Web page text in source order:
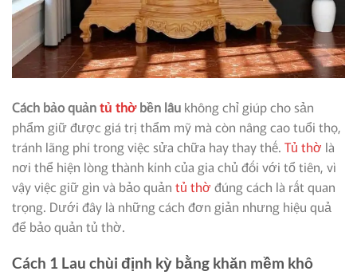
Cách bảo quảntủ thờbền lâu không chỉ giúp cho sản
phẩm giữ được giá trị thẩm mỹ mà còn nâng cao tuổi thọ,
tránh lãng phí trong việc sửa chữa hay thay thế. Tủ thờ là
nơi thể hiện lòng thành kính của gia chủ đối với tổ tiên, vì
vậy việc giữ gìn và bảo quản tủ thờ đúng cách là rất quan
trọng. Dưới đây là những cách đơn giản nhưng hiệu quả
để bảo quản tủ thờ.
Cách 1 Lau chùi định kỳ bằng khăn mềm khô